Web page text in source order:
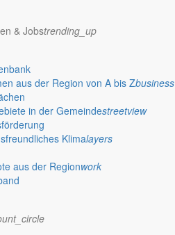
& Jobstrending_up
aus der Region von A bis Zbusiness
in der Gemeindestreetview
Klimalayers
aus der Regionwork